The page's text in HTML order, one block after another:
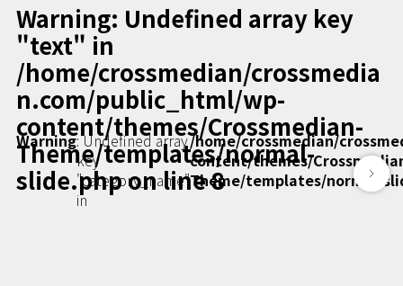
その他
ラジオ
Podcast番組
「ビジネス・ブック・アカデミー」
Podcast番組
「小早川幸一郎の編集者で経営者」
Podcast番組
「東京広報大学」
Warning: Undefined array key
"text" in
/home/crossmedian/crossmedia
n.com/public_html/wp-
content/themes/Crossmedian-
Theme/templates/normal-
slide.phpon line8
Warning: Undefined array
key
"category_name"
in
/home/crossmedian/
content/themes/
Theme/templates/normal-